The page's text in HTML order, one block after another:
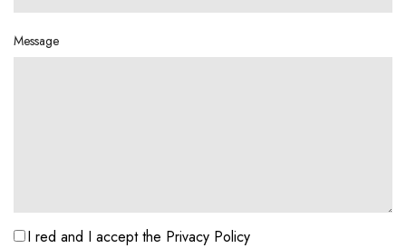
Message
I red and I accept the Privacy Policy